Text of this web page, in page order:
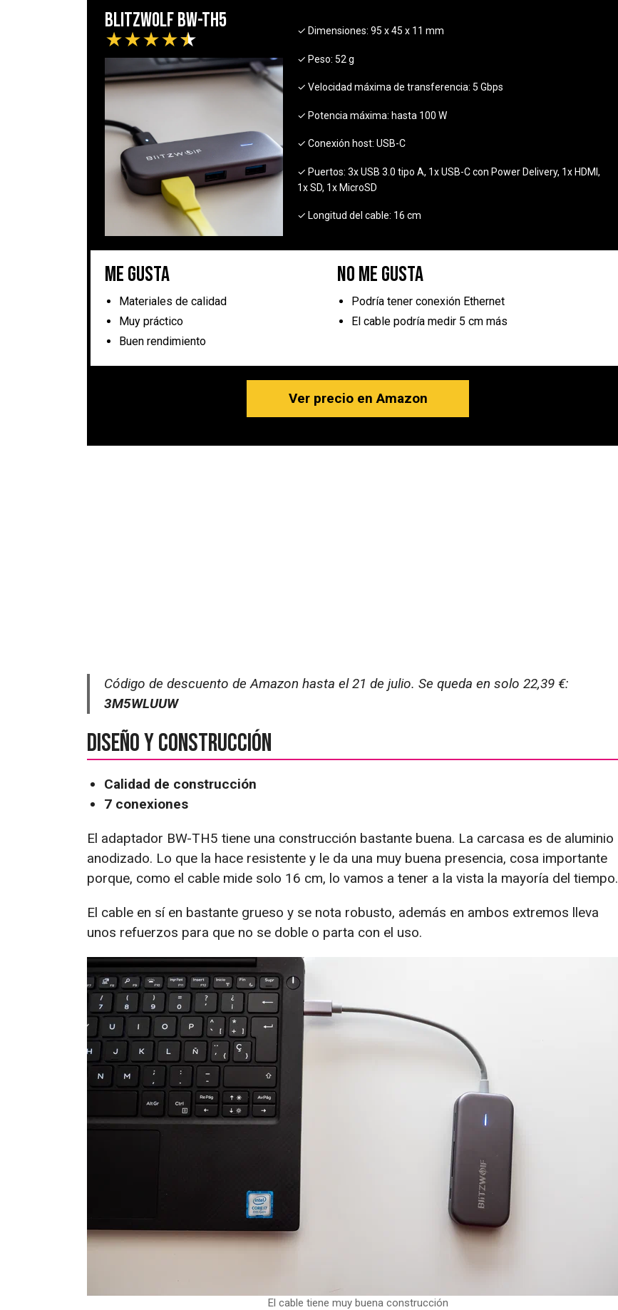
BlitzWolf BW-TH5
★★★★★ ✓ Dimensiones: 95 x 45 x 11 mm
✓ Peso: 52 g
✓ Velocidad máxima de transferencia: 5 Gbps
✓ Potencia máxima: hasta 100 W
✓ Conexión host: USB-C
✓ Puertos: 3x USB 3.0 tipo A, 1x USB-C con Power Delivery, 1x HDMI,
1x SD, 1x MicroSD
✓ Longitud del cable: 16 cm
Me gusta
Materiales de calidad
Muy práctico
Buen rendimiento
No me gusta
Podría tener conexión Ethernet
El cable podría medir 5 cm más
Ver precio en Amazon
Código de descuento de Amazon hasta el 21 de julio. Se queda en solo 22,39 €:
3M5WLUUW
Diseño y construcción
Calidad de construcción
7 conexiones
El adaptador BW-TH5 tiene una construcción bastante buena. La carcasa es de aluminio
anodizado. Lo que la hace resistente y le da una muy buena presencia, cosa importante
porque, como el cable mide solo 16 cm, lo vamos a tener a la vista la mayoría del tiempo.
El cable en sí en bastante grueso y se nota robusto, además en ambos extremos lleva
unos refuerzos para que no se doble o parta con el uso.
El cable tiene muy buena construcción